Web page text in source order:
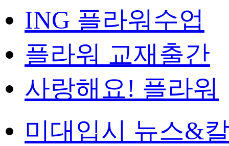
ING 플라워수업
플라워 교재출간
사랑해요! 플라워
미대입시 뉴스&